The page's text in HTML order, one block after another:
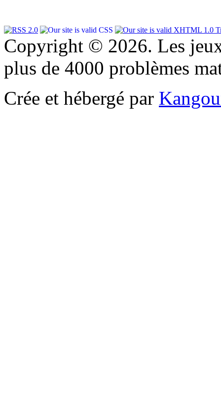
Copyright © 2026. Les
plus de 4000 problèmes
Crée et hébergé par